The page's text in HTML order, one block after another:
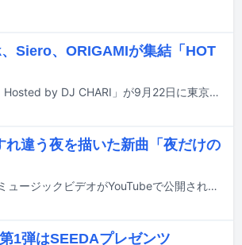
Siero、ORIGAMIが集結「HOT
DJ CHARIがホストを務めるライブイベント「HOT SEASON Hosted by DJ CHARI」が9月22日に東京・WOMBで開催される。
違う夜を描いた新曲「夜だけの
Sad Kid Yazの新曲「夜だけのフレンド（feat. DALU）」のミュージックビデオがYouTubeで公開された。
1弾はSEEDAプレゼンツ